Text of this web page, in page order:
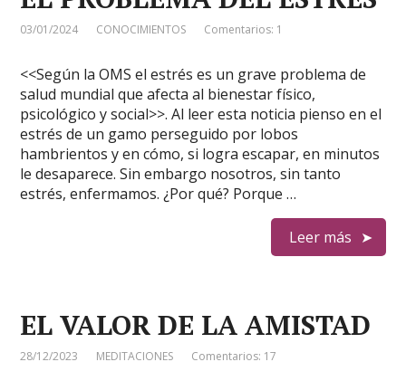
03/01/2024 CONOCIMIENTOS Comentarios: 1
<<Según la OMS el estrés es un grave problema de
salud mundial que afecta al bienestar físico,
psicológico y social>>. Al leer esta noticia pienso en el
estrés de un gamo perseguido por lobos
hambrientos y en cómo, si logra escapar, en minutos
le desaparece. Sin embargo nosotros, sin tanto
estrés, enfermamos. ¿Por qué? Porque …
Leer más
EL VALOR DE LA AMISTAD
28/12/2023 MEDITACIONES Comentarios: 17